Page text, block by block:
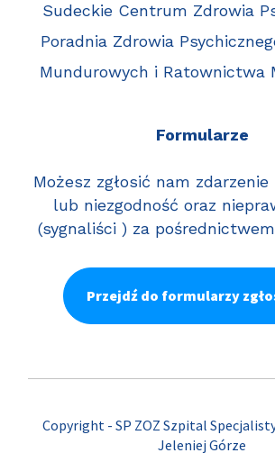
Sudeckie Centrum Zdrowia
Poradnia Zdrowia
Mundurowych i Ratownictwa
Formularze
Możesz zgłosić nam
lub niezgodność oraz
(sygnaliści ) za
Przejdź do formularzy
Copyright - SP ZOZ Szpital
Jeleniej Górze